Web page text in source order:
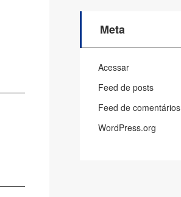
Meta
Acessar
Feed de posts
Feed de comentários
WordPress.org